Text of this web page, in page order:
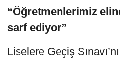
“Öğretmenlerimiz
sarf ediyor”
Liselere Geçiş